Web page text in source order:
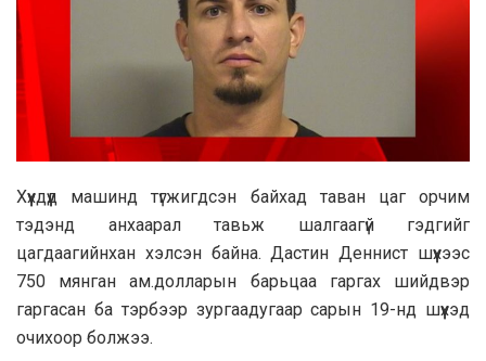
Хүүхдүүд машинд түгжигдсэн байхад таван цаг орчим
тэдэнд анхаарал тавьж шалгаагүй гэдгийг
цагдаагийнхан хэлсэн байна. Дастин Деннист шүүхээс
750 мянган ам.долларын барьцаа гаргах шийдвэр
гаргасан ба тэрбээр зургаадугаар сарын 19-нд шүүхэд
очихоор болжээ.